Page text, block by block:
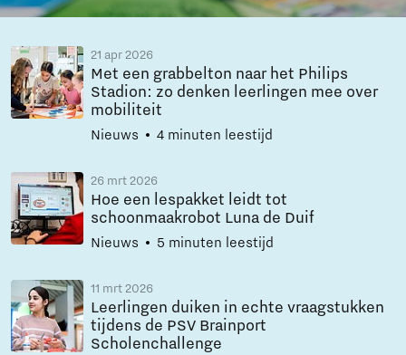
21 apr 2026
Met een grabbelton naar het Philips
Stadion: zo denken leerlingen mee over
mobiliteit
Nieuws 4 minuten leestijd
26 mrt 2026
Hoe een lespakket leidt tot
schoonmaakrobot Luna de Duif
Nieuws 5 minuten leestijd
11 mrt 2026
Leerlingen duiken in echte vraagstukken
tijdens de PSV Brainport
Scholenchallenge